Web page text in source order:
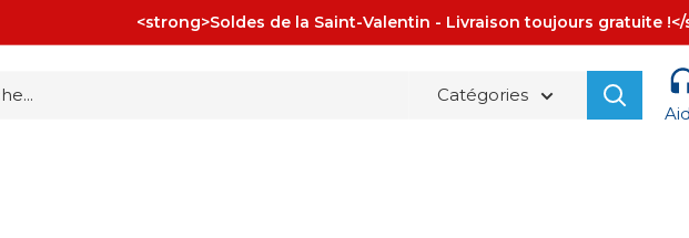
<strong>Soldes de la Saint-Valentin - Livraison toujours gratuite
Catégories